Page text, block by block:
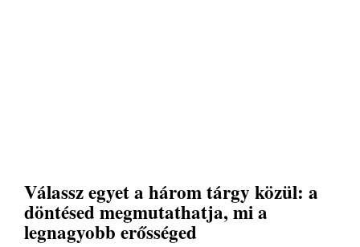
Válassz egyet a három tárgy közül: a
döntésed megmutathatja, mi a
legnagyobb erősséged